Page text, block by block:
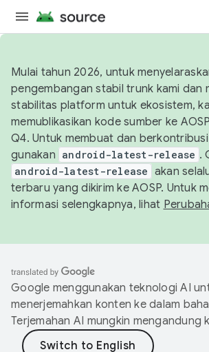
Mulai tahun 2026, untuk
pengembangan stabil trunk kami dan
stabilitas platform untuk ekosistem,
memublikasikan kode sumber ke
Q4. Untuk membuat dan berkontribusi
gunakan android-latest-release .
android-latest-release akan
terbaru yang dikirim ke AOSP. Untuk
informasi selengkapnya, lihat
Google menggunakan teknologi AI
menerjemahkan konten ke dalam
Terjemahan AI mungkin mengandung